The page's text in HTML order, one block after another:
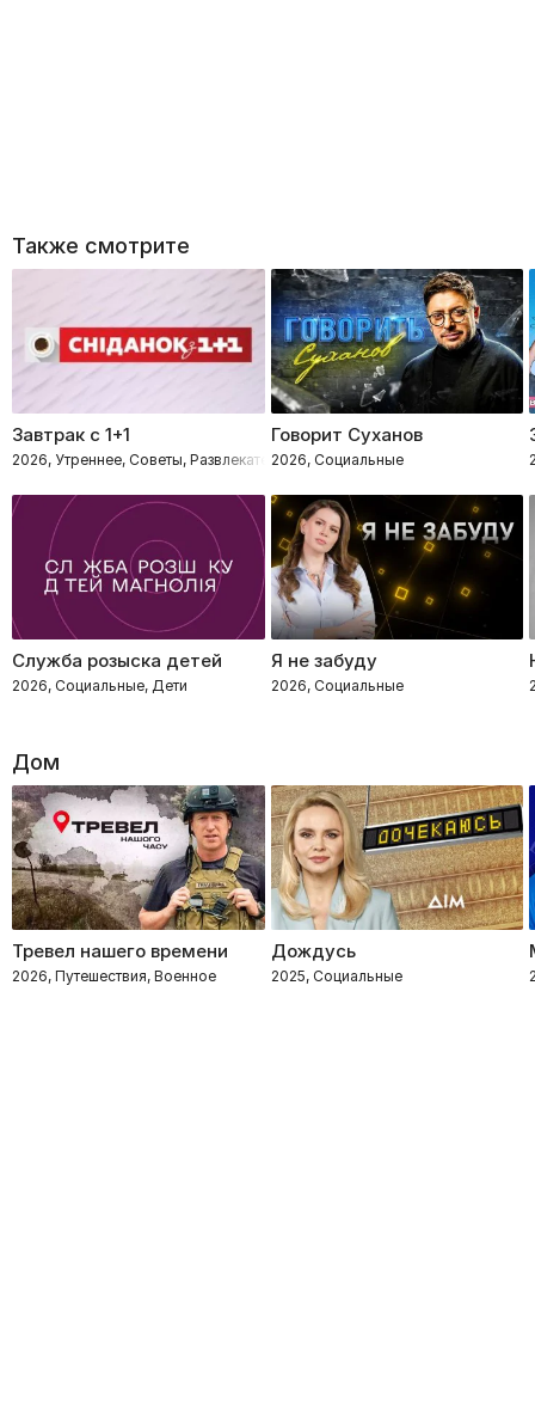
Также смотрите
Завтрак с 1+1
2026, Утреннее, Советы, Развлекательное, Социальные
Говорит Суханов
2026, Социальные
Служба розыска детей
2026, Социальные, Дети
Я не забуду
2026, Социальные
Дом
Тревел нашего времени
2026, Путешествия, Военное
Дождусь
2025, Социальные